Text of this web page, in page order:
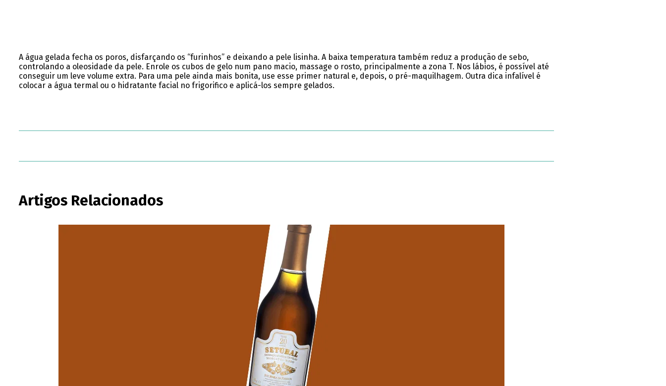
A água gelada fecha os poros, disfarçando os “furinhos” e deixando a pele lisinha. A baixa temperatura também reduz a produção de sebo,
controlando a oleosidade da pele. Enrole os cubos de gelo num pano macio, massage o rosto, principalmente a zona T. Nos lábios, é possível até
conseguir um leve volume extra. Para uma pele ainda mais bonita, use esse primer natural e, depois, o pré-maquilhagem. Outra dica infalível é
colocar a água termal ou o hidratante facial no frigorifico e aplicá-los sempre gelados.
Artigos Relacionados